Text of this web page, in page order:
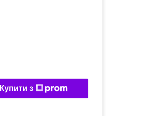
Купити з